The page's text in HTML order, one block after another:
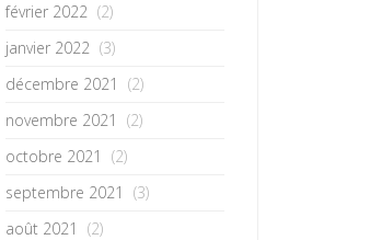
février 2022 (2)
janvier 2022 (3)
décembre 2021
(2)
novembre 2021
(2)
octobre 2021
(2)
septembre 2021
(3)
août 2021
(2)